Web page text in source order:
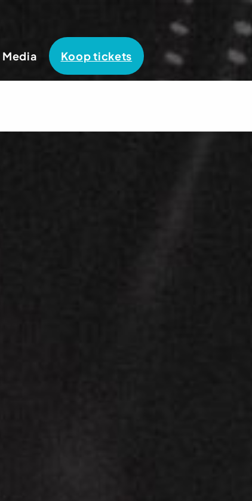
Media Koop tickets